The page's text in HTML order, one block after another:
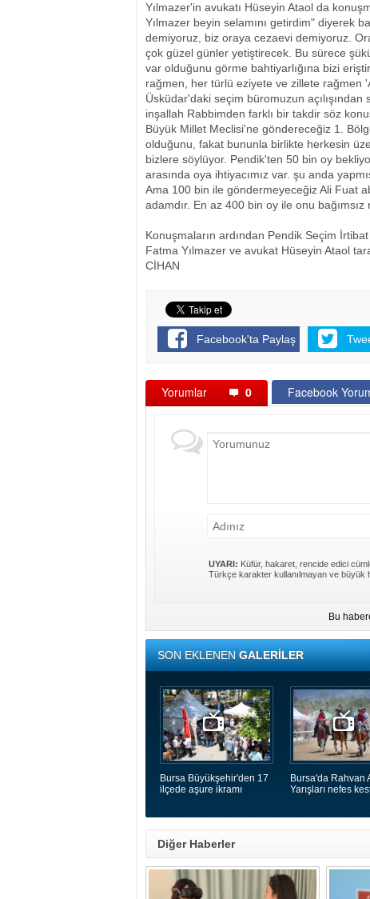
Yılmazer'in avukatı Hüseyin Ataol da
Yılmazer beyin selamını getirdim" diyerek
demiyoruz, biz oraya cezaevi demiyoruz.
çok güzel günler yetiştirecek. Bu sürece
var olduğunu görme bahtiyarlığına bizi
rağmen, her türlü eziyete ve zillete rağmen
Üsküdar'daki seçim büromuzun açılışından
inşallah Rabbimden farklı bir takdir söz
Büyük Millet Meclisi'ne göndereceğiz 1.
olduğunu, fakat bununla birlikte herkesin
bizlere söylüyor. Pendik'ten 50 bin oy
arasında oya ihtiyacımız var. şu anda
Ama 100 bin ile göndermeyeceğiz Ali Fuat
adamdır. En az 400 bin oy ile onu bağımsız
Konuşmaların ardından Pendik Seçim İrtibat
Fatma Yılmazer ve avukat Hüseyin Ataol
CİHAN
Facebook'ta Paylaş
Yorumlar 0 Facebook
UYARI: Küfür, hakaret, rencide edici
Türkçe karakter kullanılmayan ve büyük
Bu
SON EKLENENGALERİLER
Bursa Büyükşehir'den 17
ilçede aşure ikramı
Bursa'da Rahvan
Yarışları nefes
Diğer Haberler